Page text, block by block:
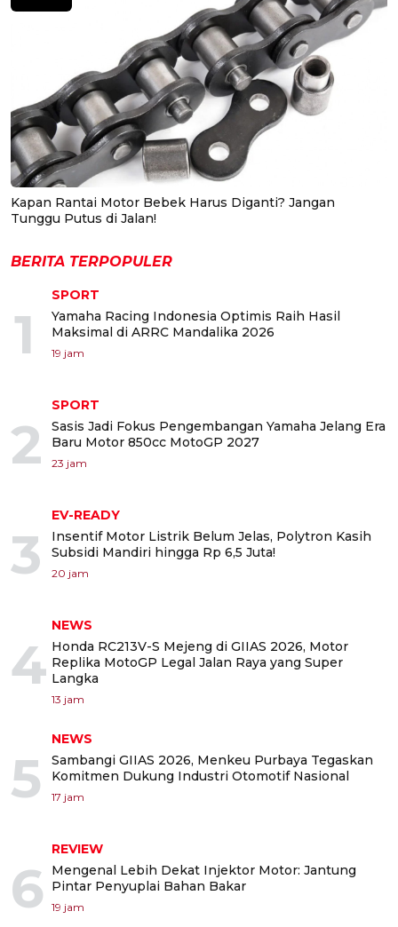
Kapan Rantai Motor Bebek Harus Diganti? Jangan
Tunggu Putus di Jalan!
BERITA TERPOPULER
1
SPORT
Yamaha Racing Indonesia Optimis Raih Hasil
Maksimal di ARRC Mandalika 2026
19 jam
2
SPORT
Sasis Jadi Fokus Pengembangan Yamaha Jelang Era
Baru Motor 850cc MotoGP 2027
23 jam
3
EV-READY
Insentif Motor Listrik Belum Jelas, Polytron Kasih
Subsidi Mandiri hingga Rp 6,5 Juta!
20 jam
4
NEWS
Honda RC213V-S Mejeng di GIIAS 2026, Motor
Replika MotoGP Legal Jalan Raya yang Super
Langka
13 jam
5
NEWS
Sambangi GIIAS 2026, Menkeu Purbaya Tegaskan
Komitmen Dukung Industri Otomotif Nasional
17 jam
6
REVIEW
Mengenal Lebih Dekat Injektor Motor: Jantung
Pintar Penyuplai Bahan Bakar
19 jam